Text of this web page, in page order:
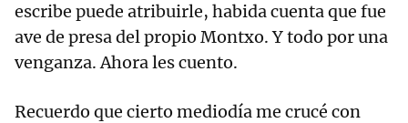
escribe puede atribuirle, habida cuenta que fue
ave de presa del propio Montxo. Y todo por una
venganza. Ahora les cuento.
Recuerdo que cierto mediodía me crucé con